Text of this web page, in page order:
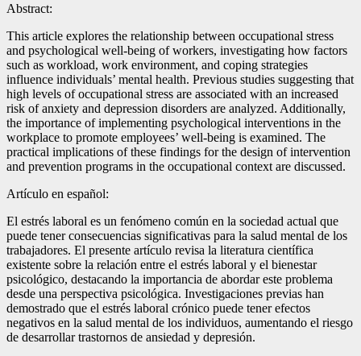
Abstract:
This article explores the relationship between occupational stress
and psychological well-being of workers, investigating how factors
such as workload, work environment, and coping strategies
influence individuals’ mental health. Previous studies suggesting that
high levels of occupational stress are associated with an increased
risk of anxiety and depression disorders are analyzed. Additionally,
the importance of implementing psychological interventions in the
workplace to promote employees’ well-being is examined. The
practical implications of these findings for the design of intervention
and prevention programs in the occupational context are discussed.
Artículo en español:
El estrés laboral es un fenómeno común en la sociedad actual que
puede tener consecuencias significativas para la salud mental de los
trabajadores. El presente artículo revisa la literatura científica
existente sobre la relación entre el estrés laboral y el bienestar
psicológico, destacando la importancia de abordar este problema
desde una perspectiva psicológica. Investigaciones previas han
demostrado que el estrés laboral crónico puede tener efectos
negativos en la salud mental de los individuos, aumentando el riesgo
de desarrollar trastornos de ansiedad y depresión.